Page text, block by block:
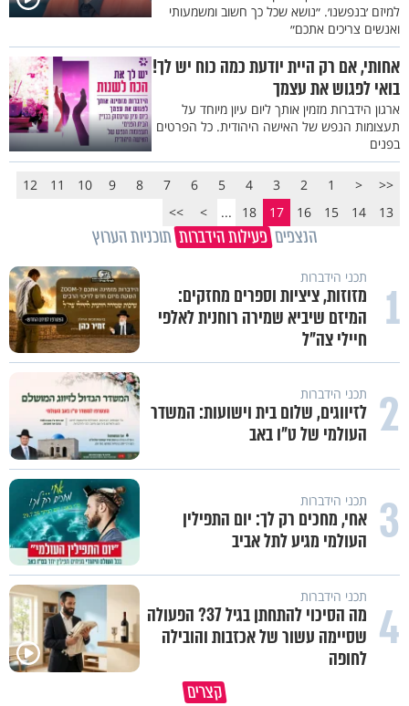
למיזם ׳בנפשנו׳. ״נושא שכל כך חשוב ומשמעותי
ואנשים צריכים אתכם״
אחותי, אם רק היית יודעת כמה כוח יש לך!
בואי לפגוש את עצמך
ארגון הידברות מזמין אותך ליום עיון מיוחד על
תעצומות הנפש של האישה היהודית. כל הפרטים
בפנים
<<
<
1
2
3
4
5
6
7
8
9
10
11
12
13
14
15
16
17
18
...
>
>>
הנצפים פעילות הידברות תוכניות הערוץ
1 תכני הידברות
מזוזות, ציציות וספרים מחזקים:
המיזם שיביא שמירה רוחנית לאלפי
חיילי צה"ל
2 תכני הידברות
לזיווגים, שלום בית וישועות: המשדר
העולמי של ט"ו באב
3 תכני הידברות
אחי, מחכים רק לך: יום התפילין
העולמי מגיע לתל אביב
4 תכני הידברות
מה הסיכוי להתחתן בגיל 37? הפעולה
שסיימה עשור של אכזבות והובילה
לחופה
קצרים
מתחילים לעבוד לקראת ראש השנה
הרגעים הקשים ביותר בחיים